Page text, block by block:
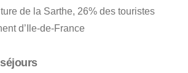
de la Sarthe, 26% des touristes
d’Ile-de-France